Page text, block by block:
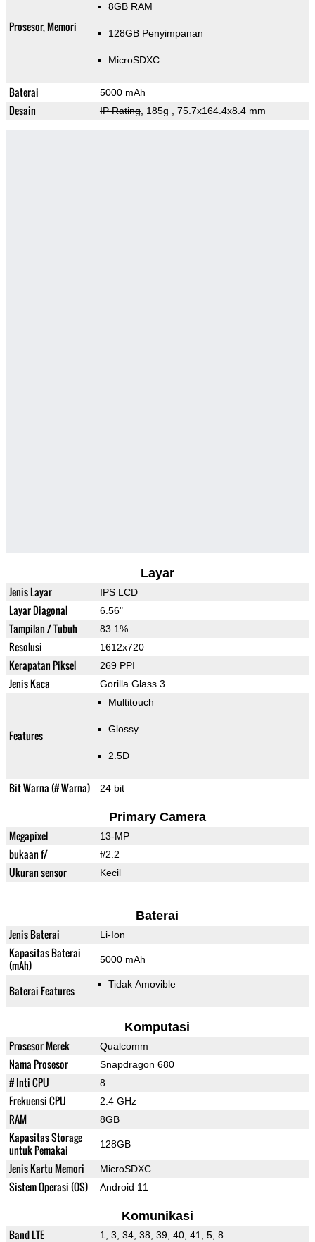
Prosesor, Memori
8GB RAM
128GB Penyimpanan
MicroSDXC
Baterai 5000 mAh
Desain IP Rating, 185g , 75.7x164.4x8.4 mm
Layar
Jenis Layar IPS LCD
Layar Diagonal 6.56"
Tampilan / Tubuh 83.1%
Resolusi 1612x720
Kerapatan Piksel 269 PPI
Jenis Kaca Gorilla Glass 3
Features
Multitouch
Glossy
2.5D
Bit Warna (# Warna) 24 bit
Primary Camera
Megapixel 13-MP
bukaan f/ f/2.2
Ukuran sensor Kecil
Baterai
Jenis Baterai Li-Ion
Kapasitas Baterai
(mAh)
5000 mAh
Baterai Features Tidak Amovible
Komputasi
Prosesor Merek Qualcomm
Nama Prosesor Snapdragon 680
# Inti CPU 8
Frekuensi CPU 2.4 GHz
RAM 8GB
Kapasitas Storage
untuk Pemakai
128GB
Jenis Kartu Memori MicroSDXC
Sistem Operasi (OS) Android 11
Komunikasi
Band LTE 1, 3, 34, 38, 39, 40, 41, 5, 8